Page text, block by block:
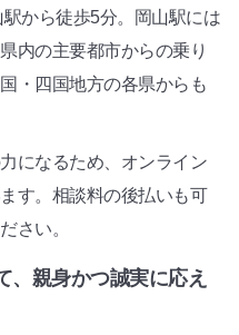
から徒歩5分。岡山駅には
内の主要都市からの乗り
・四国地方の各県からも
になるため、オンライン
す。相談料の後払いも可
さい。
、親身かつ誠実に応え